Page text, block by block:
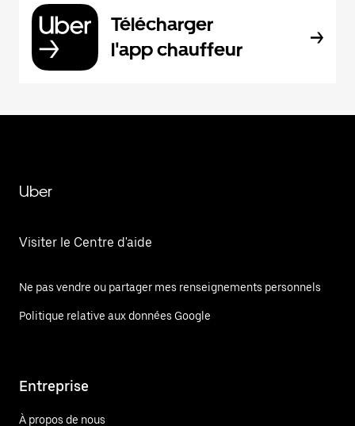
Télécharger
l'app chauffeur
Uber
Visiter le Centre d'aide
Ne pas vendre ou partager mes renseignements personnels
Politique relative aux données Google
Entreprise
À propos de nous